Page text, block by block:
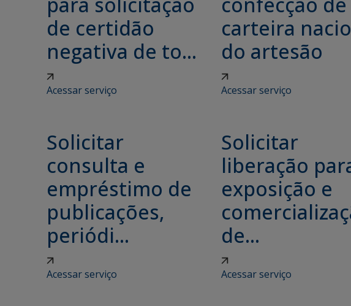
de certidão
negativa de to...
Acessar serviço
carteira
do artesão
Acessar serviço
Solicitar
consulta e
empréstimo de
publicações,
periódi...
Acessar serviço
Solicitar
liberação
exposição e
de...
Acessar serviço